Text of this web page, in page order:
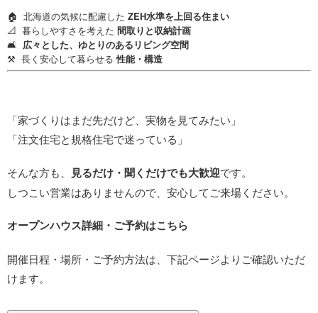
🏠️ 北海道の気候に配慮した ZEH水準を上回る住まい
📐 暮らしやすさを考えた 間取りと収納計画
🛋️ 広々とした、ゆとりのあるリビング空間
⚒️ 長く安心して暮らせる性能・構造
「家づくりはまだ先だけど、実物を見てみたい」
「注文住宅と規格住宅で迷っている」
そんな方も、 見るだけ・聞くだけでも大歓迎です。
しつこい営業はありませんので、安心してご来場ください。
オープンハウス詳細・ご予約はこちら
開催日程・場所・ご予約方法は、下記ページよりご確認いただ
けます。